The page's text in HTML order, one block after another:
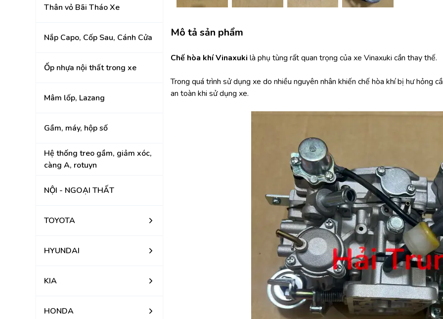
Thân vỏ Bãi Tháo Xe
Nắp Capo, Cốp Sau, Cánh Cửa
Ốp nhựa nội thất trong xe
Mâm lốp, Lazang
Gầm, máy, hộp số
Hệ thống treo gầm, giảm xóc,
càng A, rotuyn
NỘI - NGOẠI THẤT
TOYOTA
HYUNDAI
KIA
HONDA
Mô tả sản phẩm
Chế hòa khí Vinaxuki là phụ tùng rất quan trọng của xe Vinaxuki cần thay thế.
Trong quá trình sử dụng xe do nhiều nguyên nhân khiến chế hòa khí bị hư hỏng
an toàn khi sử dụng xe.